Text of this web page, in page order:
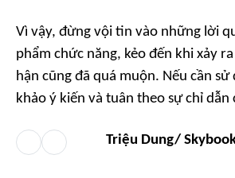
Vì vậy, đừng vội tin vào những lời
phẩm chức năng, kẻo đến khi xảy
hận cũng đã quá muộn. Nếu cần
khảo ý kiến và tuân theo sự chỉ dẫn
Triệu Dung/